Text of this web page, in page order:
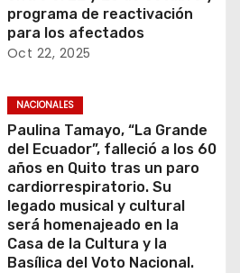
programa de reactivación
para los afectados
Oct 22, 2025
NACIONALES
Paulina Tamayo, “La Grande
del Ecuador”, falleció a los 60
años en Quito tras un paro
cardiorrespiratorio. Su
legado musical y cultural
será homenajeado en la
Casa de la Cultura y la
Basílica del Voto Nacional.